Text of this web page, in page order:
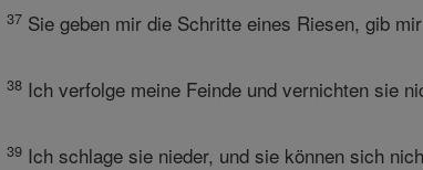
37 Sie geben mir die Schritte eines Riesen, gib
38 Ich verfolge meine Feinde und vernichten sie
39 Ich schlage sie nieder, und sie können sich